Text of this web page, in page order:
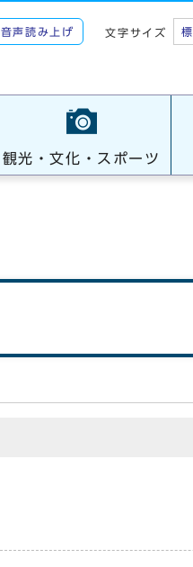
音声読み上げ 文字サイズ
観光・文化・スポーツ